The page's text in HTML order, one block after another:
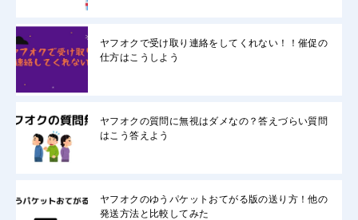
ヤフオクで受け取り連絡をしてくれない！！催促の
仕方はこうしよう
ヤフオクの質問に無視はダメなの？答えづらい質問
はこう答えよう
ヤフオクのゆうパケットおてがる版の送り方！他の
発送方法と比較してみた